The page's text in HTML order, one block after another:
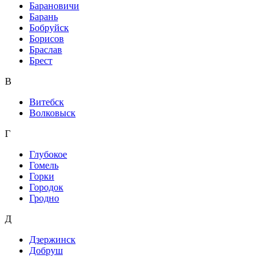
Барановичи
Барань
Бобруйск
Борисов
Браслав
Брест
В
Витебск
Волковыск
Г
Глубокое
Гомель
Горки
Городок
Гродно
Д
Дзержинск
Добруш